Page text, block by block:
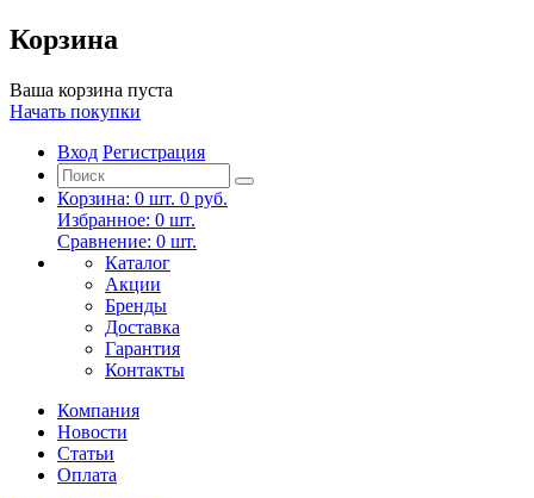
Корзина
Ваша корзина пуста
Начать покупки
Вход Регистрация
Корзина: 0 шт. 0 руб.
Избранное: 0 шт.
Сравнение: 0 шт.
Каталог
Акции
Бренды
Доставка
Гарантия
Контакты
Компания
Новости
Статьи
Оплата